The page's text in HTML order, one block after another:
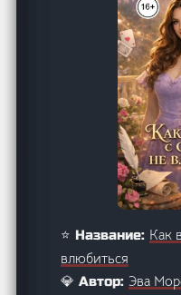
⭐ Название: Как
влюбиться
💎 Автор: Эва